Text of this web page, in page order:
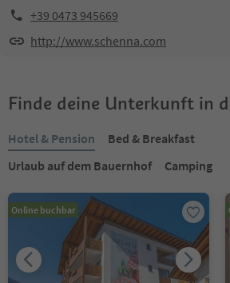
+39 0473 945669
http://www.schenna.com
Finde deine Unterkunft in
Hotel & Pension
Bed & Breakfast
Urlaub auf dem Bauernhof
Camping
Online buchbar